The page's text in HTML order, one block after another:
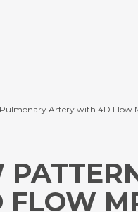
Artery with 4D Flow
FLOW